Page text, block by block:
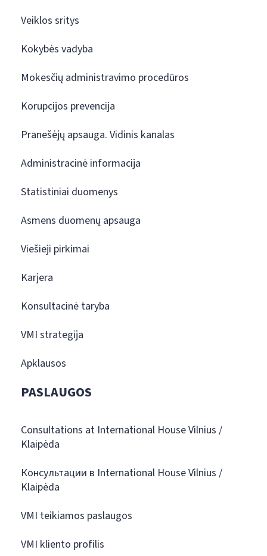
Veiklos sritys
Kokybės vadyba
Mokesčių administravimo procedūros
Korupcijos prevencija
Pranešėjų apsauga. Vidinis kanalas
Administracinė informacija
Statistiniai duomenys
Asmens duomenų apsauga
Viešieji pirkimai
Karjera
Konsultacinė taryba
VMI strategija
Apklausos
PASLAUGOS
Consultations at International House Vilnius /
Klaipėda
Консультации в International House Vilnius /
Klaipėda
VMI teikiamos paslaugos
VMI kliento profilis